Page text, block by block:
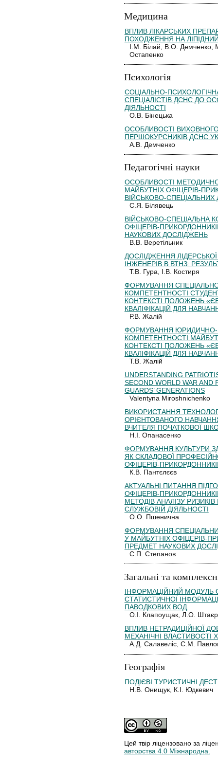
Медицина
ВПЛИВ ЛІКАРСЬКИХ
ПОХОДЖЕННЯ НА
І.М. Білай, В.О. Демченко,
Остапенко
Психологія
СОЦІАЛЬНО-
СПЕЦІАЛІСТІВ ДСНС ДО
ДІЯЛЬНОСТІ
О.В. Бінецька
ОСОБЛИВОСТІ
ПЕРШОКУРСНИКІВ ДСНС
А.В. Демченко
Педагогічні науки
ОСОБЛИВОСТІ
МАЙБУТНІХ ОФІЦЕРІВ-
ВІЙСЬКОВО-СПЕЦІАЛЬНИХ
С.Я. Білявець
ВІЙСЬКОВО-СПЕЦІАЛЬНА
ОФІЦЕРІВ-
НАУКОВИХ ДОСЛІДЖЕНЬ
В.В. Веретільник
ДОСЛІДЖЕННЯ
ІНЖЕНЕРІВ В ВТНЗ:
Т.В. Гура, І.В. Костиря
ФОРМУВАННЯ
КОМПЕТЕНТНОСТІ
КОНТЕКСТІ ПОЛОЖЕНЬ
КВАЛІФІКАЦІЙ ДЛЯ
Р.В. Жалій
ФОРМУВАННЯ ЮРИДИЧНО-
КОМПЕТЕНТНОСТІ
КОНТЕКСТІ ПОЛОЖЕНЬ
КВАЛІФІКАЦІЙ ДЛЯ
Т.В. Жалій
UNDERSTANDING
SECOND WORLD WAR AND
GUARDS’ GENERATIONS
Valentyna Miroshnichenko
ВИКОРИСТАННЯ
ОРІЄНТОВАНОГО
ВЧИТЕЛЯ ПОЧАТКОВОЇ
Н.І. Опанасенко
ФОРМУВАННЯ КУЛЬТУРИ
ЯК СКЛАДОВОЇ
ОФІЦЕРІВ-
К.В. Пантєлєєв
АКТУАЛЬНІ ПИТАННЯ
ОФІЦЕРІВ-
МЕТОДІВ АНАЛІЗУ
СЛУЖБОВІЙ ДІЯЛЬНОСТІ
О.О. Пшенична
ФОРМУВАННЯ
У МАЙБУТНІХ ОФІЦЕРІВ-
ПРЕДМЕТ НАУКОВИХ
С.П. Степанов
Загальні та
ІНФОРМАЦІЙНИЙ МОДУЛЬ
СТАТИСТИЧНОЇ
ПАВОДКОВИХ ВОД
О.І. Клапоущак, Л.О. Штаєр
ВПЛИВ НЕТРАДИЦІЙНОЇ
МЕХАНІЧНІ ВЛАСТИВОСТІ
А.Д. Салавеліс, С.М.
Географія
ПОДІЄВІ ТУРИСТИЧНІ
Н.В. Онищук, К.І. Юдкевич
Цей твір ліцензовано за
авторства 4.0 Міжнародна.